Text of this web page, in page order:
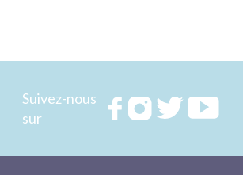
Suivez-nous
sur
RejoignezRejoignezRejoignez